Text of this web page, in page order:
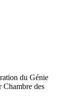
du Génie
Chambre des